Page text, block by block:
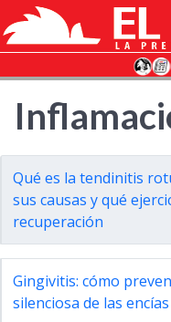
Qué es la tendinitis
sus causas y qué
recuperación
Gingivitis: cómo
silenciosa de las encías